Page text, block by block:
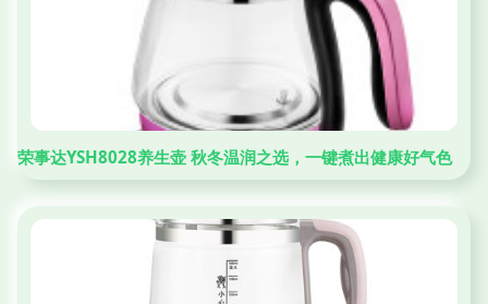
荣事达YSH8028养生壶 秋冬温润之选，一键煮出健康好气色